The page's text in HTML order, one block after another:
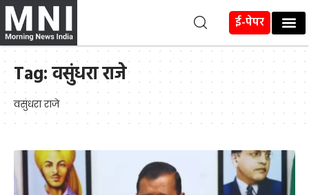
ई-पेपर
Tag:वसुंधरा राजे
वसुंधरा राजे